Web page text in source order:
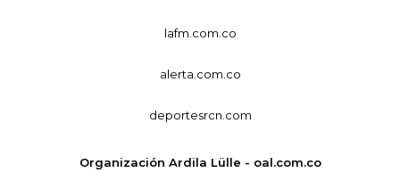
lafm.com.co
alerta.com.co
deportesrcn.com
Organización Ardila Lülle - oal.com.co